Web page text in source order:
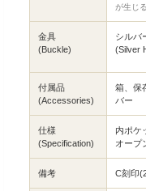
が生じ
金具
(Buckle)
シルバ
(Silver
付属品
(Accessories)
箱、保
バー
仕様
(Specification)
内ポケ
オープ
備考 C刻印